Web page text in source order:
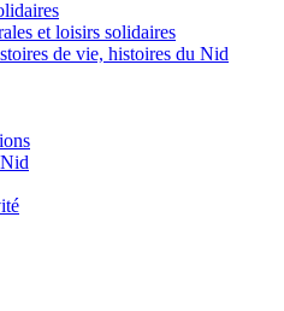
et loisirs solidaires
de vie, histoires du Nid